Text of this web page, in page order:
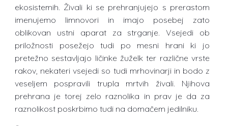
ekosistemih. Živali ki se prehranjujejo s prerastom
imenujemo limnovori in imajo posebej zato
oblikovan ustni aparat za strganje. Vsejedi ob
priložnosti posežejo tudi po mesni hrani ki jo
pretežno sestavljajo ličinke žuželk ter različne vrste
rakov, nekateri vsejedi so tudi mrhovinarji in bodo z
veseljem pospravili trupla mrtvih živali. Njihova
prehrana je torej zelo raznolika in prav je da za
raznolikost poskrbimo tudi na domačem jedilniku.